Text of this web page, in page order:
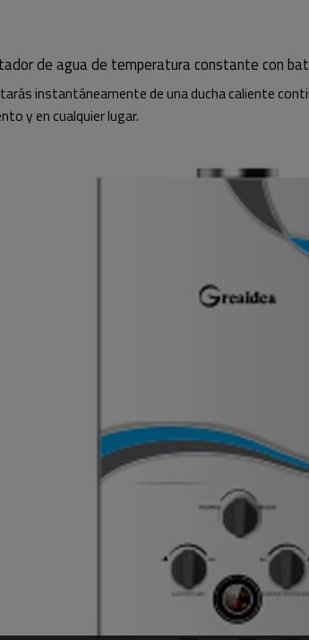
de agua de temperatura constante con
instantáneamente de una ducha caliente
y en cualquier lugar.